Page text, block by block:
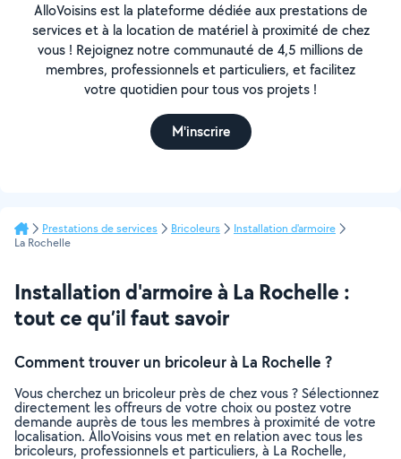
AlloVoisins est la plateforme dédiée aux prestations de
services et à la location de matériel à proximité de chez
vous ! Rejoignez notre communauté de 4,5 millions de
membres, professionnels et particuliers, et facilitez
votre quotidien pour tous vos projets !
M'inscrire
Prestations de services Bricoleurs
Installation d'armoire
La Rochelle
Installation d'armoire à La Rochelle :
tout ce qu’il faut savoir
Comment trouver un bricoleur à La Rochelle ?
Vous cherchez un bricoleur près de chez vous ? Sélectionnez
directement les offreurs de votre choix ou postez votre
demande auprès de tous les membres à proximité de votre
localisation. AlloVoisins vous met en relation avec tous les
bricoleurs, professionnels et particuliers, à La Rochelle,